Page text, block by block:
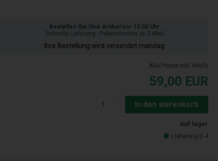
Bestellen Sie Ihre Artikel vor 15:00 Uhr
Schnelle Lieferung - Paketnummer an E-Mail
Ihre Bestellung wird versendet mandag
Alle Preise inkl. MwSt
59,00 EUR
In den warenkorb
Auf lager
Lieferung 2-4